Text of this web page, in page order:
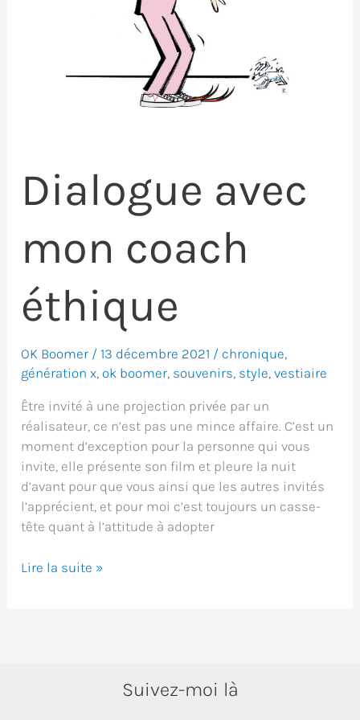
Dialogue avec
mon coach
éthique
OK Boomer /13 décembre 2021 / chronique,
génération x, ok boomer, souvenirs, style,vestiaire
Être invité à une projection privée par un
réalisateur, ce n’est pas une mince affaire. C’est un
moment d’exception pour la personne qui vous
invite, elle présente son film et pleure la nuit
d’avant pour que vous ainsi que les autres invités
l’apprécient, et pour moi c’est toujours un casse-
tête quant à l’attitude à adopter
Dialogue
Lire la suite »
Suivez-moi là